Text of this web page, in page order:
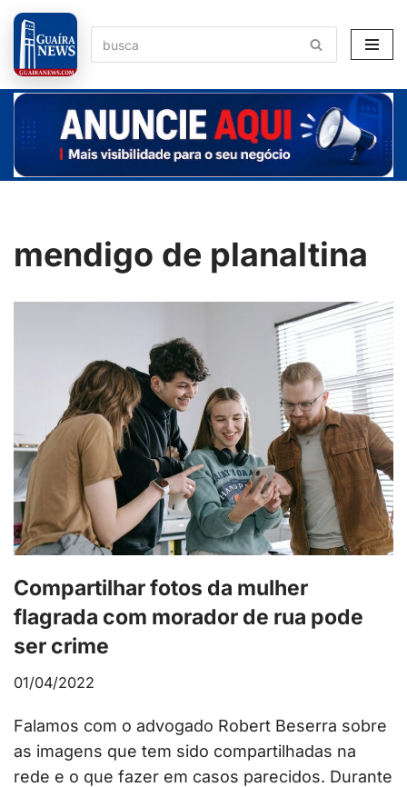
Pular
para
o
conteúdo
mendigo de planaltina
Compartilhar fotos da mulher
flagrada com morador de rua pode
ser crime
01/04/2022
Falamos com o advogado Robert Beserra sobre
as imagens que tem sido compartilhadas na
rede e o que fazer em casos parecidos. Durante